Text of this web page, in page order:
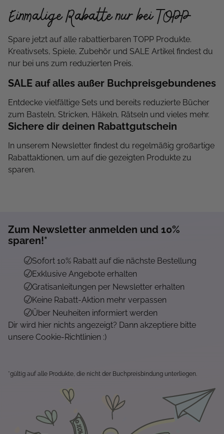
Einmalige Rabatte nur bei TOPP
Spare jetzt auf alle rabattierbaren TOPP Produkte.
Kreativsets, Spiele, Zubehör und SALE Artikel findest du
nur bei uns zum reduzierten Preis.
SALE auf alles außer Buchpreisgebundenes
Entdecke vielfältige Sets und bereits reduzierte Bücher
zum Basteln, Stricken, Häkeln, Rätseln und vieles mehr.
Sichere dir deinen Rabattgutschein
In unserem Newsletter findest du regelmäßig großartige
Rabattaktionen, um auf die gezeigten Produkte zu
sparen.
Zum Newsletter anmelden und 10%
sparen!*
Sofort 10% Rabatt auf die nächste Bestellung
Exklusive Angebote erhalten
Gratisanleitungen per Newsletter erhalten
Keine Rabatt-Aktion mehr verpassen
Über Neuheiten informiert werden
Dir wird hier nichts angezeigt? Dann akzeptiere bitte
unsere Cookie-Richtlinien :)
*gültig auf alle Produkte, die nicht der Buchpreisbindung unterliegen.